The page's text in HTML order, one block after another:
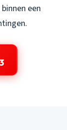
een